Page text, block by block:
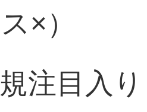
×）
注目入